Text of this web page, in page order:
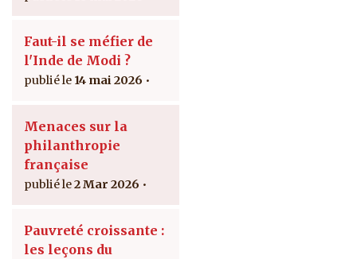
Faut-il se méfier de
l'Inde de Modi ?
14 mai 2026
Menaces sur la
philanthropie
française
2 Mar 2026
Pauvreté croissante :
les leçons du